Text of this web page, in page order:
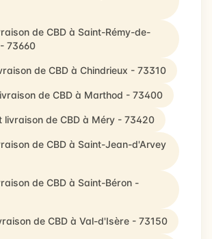
de CBD à Saint-Rémy-de-
73660
de CBD à Chindrieux - 73310
de CBD à Marthod - 73400
livraison de CBD à Méry - 73420
de CBD à Saint-Jean-d'Arvey
de CBD à Saint-Béron -
de CBD à Val-d'Isère - 73150